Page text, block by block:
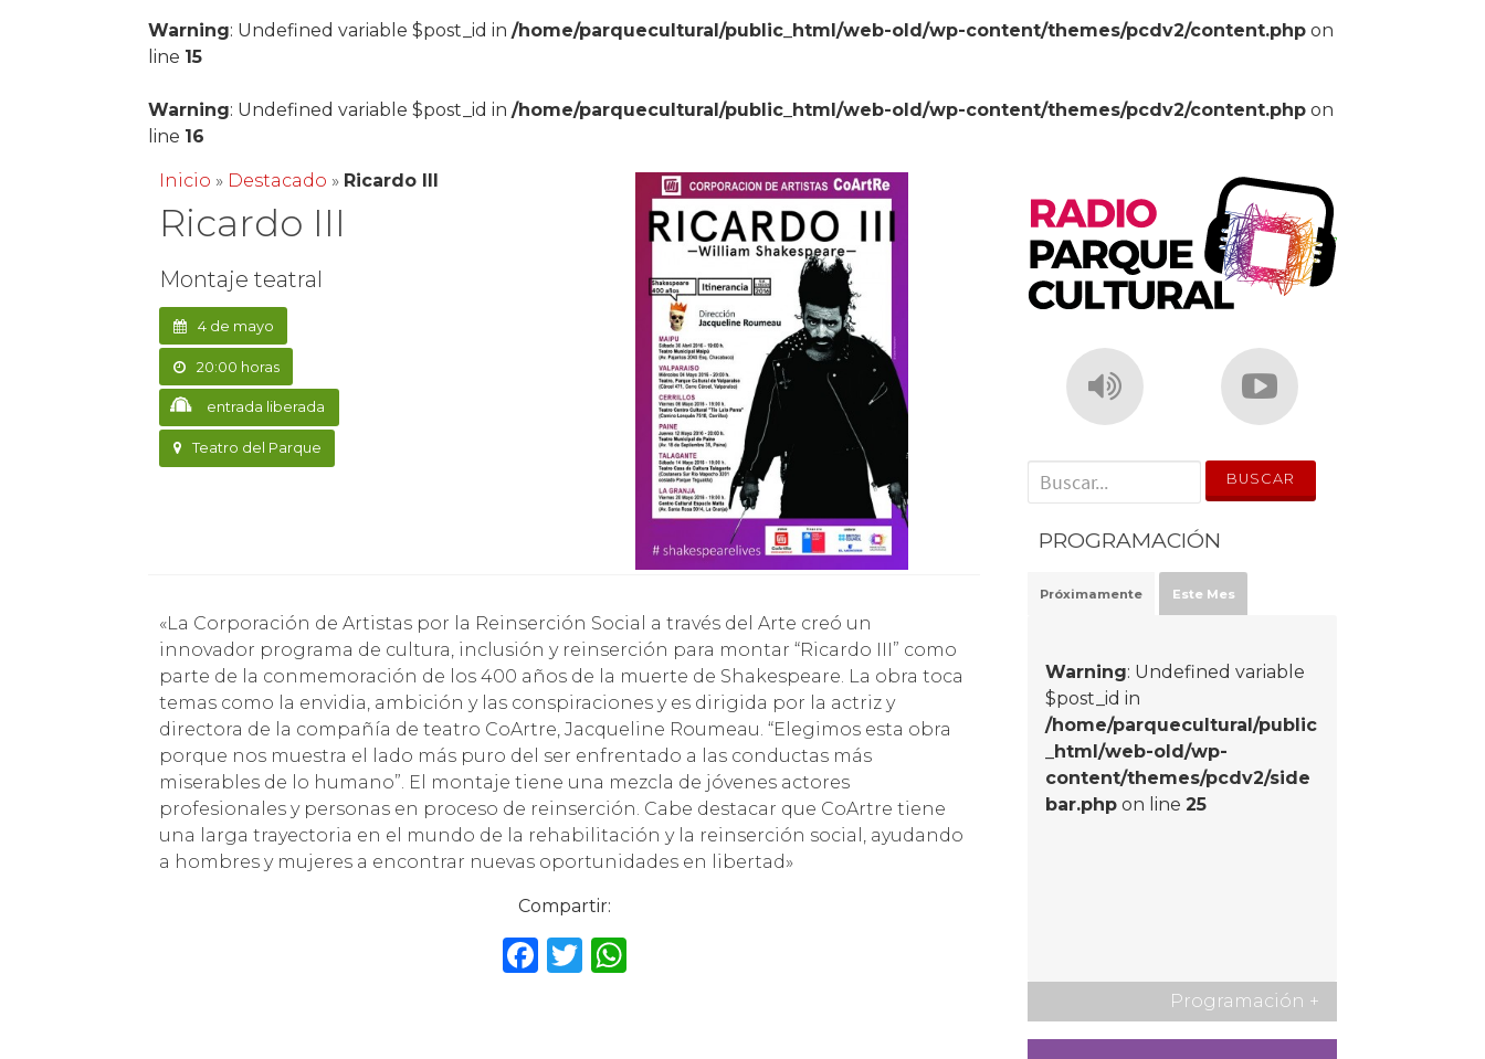
Warning: Undefined variable $post_id in/home/parquecultural/public_html/web-old/wp-content/themes/pcdv2/content.php on
line 15
Warning: Undefined variable $post_id in/home/parquecultural/public_html/web-old/wp-content/themes/pcdv2/content.php on
line 16
Inicio » Destacado » Ricardo III
Ricardo III
Montaje teatral
4 de mayo
20:00 horas
entrada liberada
Teatro del Parque
«La Corporación de Artistas por la Reinserción Social a través del Arte creó un
innovador programa de cultura, inclusión y reinserción para montar “Ricardo III” como
parte de la conmemoración de los 400 años de la muerte de Shakespeare. La obra toca
temas como la envidia, ambición y las conspiraciones y es dirigida por la actriz y
directora de la compañía de teatro CoArtre, Jacqueline Roumeau. “Elegimos esta obra
porque nos muestra el lado más puro del ser enfrentado a las conductas más
miserables de lo humano”. El montaje tiene una mezcla de jóvenes actores
profesionales y personas en proceso de reinserción. Cabe destacar que CoArtre tiene
una larga trayectoria en el mundo de la rehabilitación y la reinserción social, ayudando
a hombres y mujeres a encontrar nuevas oportunidades en libertad»
Compartir:
F T W
' . __('Search for:') . '
PROGRAMACIÓN
Próximamente Este Mes
Warning: Undefined variable
$post_id in
/home/parquecultural/public
_html/web-old/wp-
content/themes/pcdv2/side
bar.php on line25
Programación +